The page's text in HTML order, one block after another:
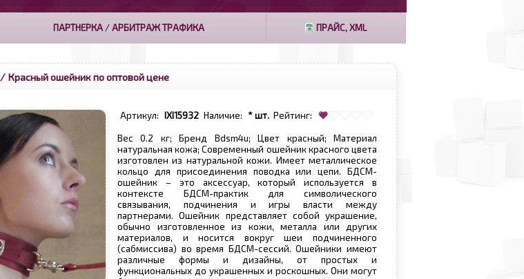
ПАРТНЕРКА/АРБИТРАЖ ТРАФИКА ПРАЙС, XML
/ Красный ошейник по оптовой цене
Артикул: IXI15932 Наличие: * шт. Рейтинг:
Вес 0.2 кг; Бренд Bdsm4u; Цвет красный; Материал
натуральная кожа; Современный ошейник красного цвета
изготовлен из натуральной кожи. Имеет металлическое
кольцо для присоединения поводка или цепи. БДСМ-
ошейник – это аксессуар, который используется в
контексте БДСМ-практик для символического
связывания, подчинения и игры власти между
партнерами. Ошейник представляет собой украшение,
обычно изготовленное из кожи, металла или других
материалов, и носится вокруг шеи подчиненного
(сабмиссива) во время БДСМ-сессий. Ошейники имеют
различные формы и дизайны, от простых и
функциональных до украшенных и роскошных. Они могут